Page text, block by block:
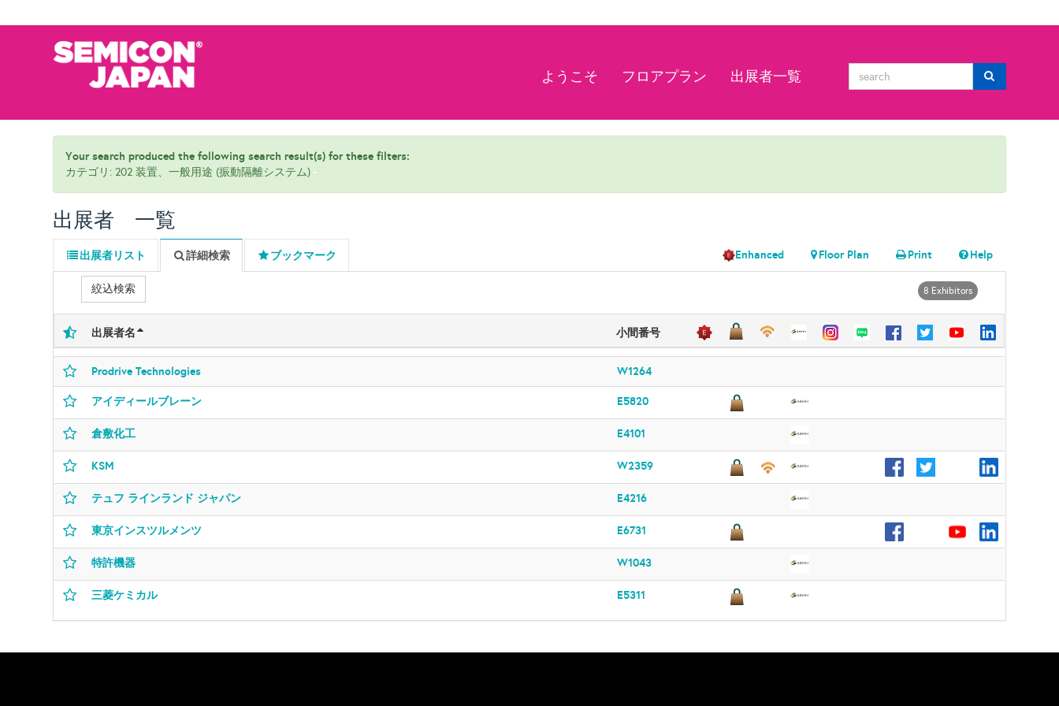
ようこそ フロアプラン 出展者一覧
Your search produced the following search result(s) for these filters:
カテゴリ: 202 装置、一般用途 (振動隔離システム)
出展者 一覧
出展者リスト 詳細検索 ブックマーク Help
Print
Floor Plan
Enhanced
絞込検索 8 Exhibitors
出展者名 小間番号
Prodrive Technologies W1264
アイディールブレーン E5820
倉敷化工 E4101
KSM W2359
テュフ ラインランド ジャパン E4216
東京インスツルメンツ E6731
特許機器 W1043
三菱ケミカル E5311